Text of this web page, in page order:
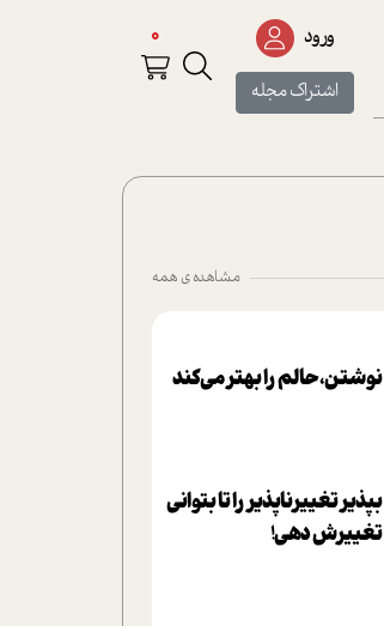
ورود
اشتراک مجله
0
مشاهده ی همه
نوشتن، حالم را بهتر می‌کند
بپذير تغييرناپذير را تا بتواني
تغييرش دهي!‏